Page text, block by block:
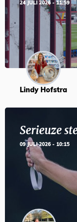
24 JULI 2026 - 11:59
Lindy Hofstra
Serieuze
09 JULI 2026 - 10:15